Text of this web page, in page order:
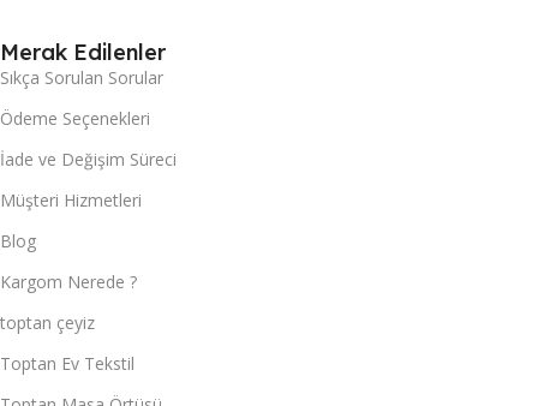
Merak Edilenler
Sıkça Sorulan Sorular
Ödeme Seçenekleri
İade ve Değişim Süreci
Müşteri Hizmetleri
Blog
Kargom Nerede ?
toptan çeyiz
Toptan Ev Tekstil